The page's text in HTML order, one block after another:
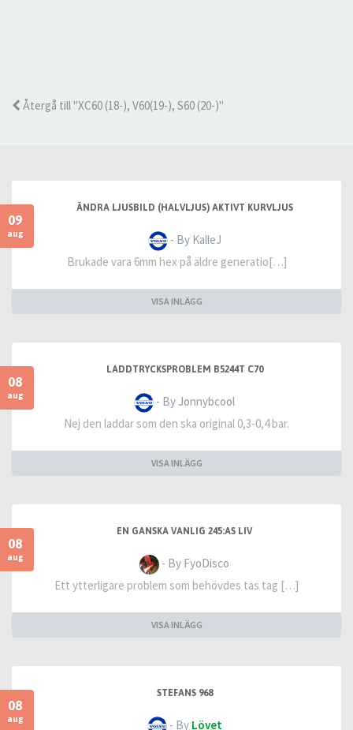
Återgå till "XC60 (18-), V60(19-), S60 (20-)"
09
aug
ÄNDRA LJUSBILD (HALVLJUS) AKTIVT KURVLJUS
- By KalleJ
Brukade vara 6mm hex på äldre generatio[…]
VISA INLÄGG
08
aug
LADDTRYCKSPROBLEM B5244T C70
- By Jonnybcool
Nej den laddar som den ska original 0,3-0,4 bar.
VISA INLÄGG
08
aug
EN GANSKA VANLIG 245:AS LIV
- By FyoDisco
Ett ytterligare problem som behövdes tas tag […]
VISA INLÄGG
08
aug
STEFANS 968
- By Lövet